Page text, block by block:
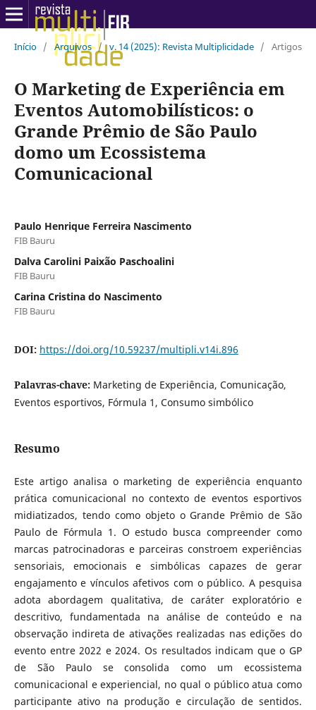
Início / Arquivos / v. 14 (2025): Revista Multiplicidade / Artigos
O Marketing de Experiência em
Eventos Automobilísticos: o
Grande Prêmio de São Paulo
domo um Ecossistema
Comunicacional
Paulo Henrique Ferreira Nascimento
FIB Bauru
Dalva Carolini Paixão Paschoalini
FIB Bauru
Carina Cristina do Nascimento
FIB Bauru
DOI: https://doi.org/10.59237/multipli.v14i.896
Palavras-chave: Marketing de Experiência, Comunicação,
Eventos esportivos, Fórmula 1, Consumo simbólico
Resumo
Este artigo analisa o marketing de experiência enquanto
prática comunicacional no contexto de eventos esportivos
midiatizados, tendo como objeto o Grande Prêmio de São
Paulo de Fórmula 1. O estudo busca compreender como
marcas patrocinadoras e parceiras constroem experiências
sensoriais, emocionais e simbólicas capazes de gerar
engajamento e vínculos afetivos com o público. A pesquisa
adota abordagem qualitativa, de caráter exploratório e
descritivo, fundamentada na análise de conteúdo e na
observação indireta de ativações realizadas nas edições do
evento entre 2022 e 2024. Os resultados indicam que o GP
de São Paulo se consolida como um ecossistema
comunicacional e experiencial, no qual o público atua como
participante ativo na produção e circulação de sentidos.